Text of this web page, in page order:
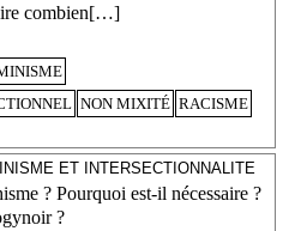
combien[…]
NON MIXITÉ RACISME
ET INTERSECTIONNALITE
? Pourquoi est-il nécessaire ?
?